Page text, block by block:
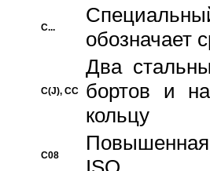
C...
обозначает
C(J), CC
Два
бортов и
кольцу
C08
Повышенная